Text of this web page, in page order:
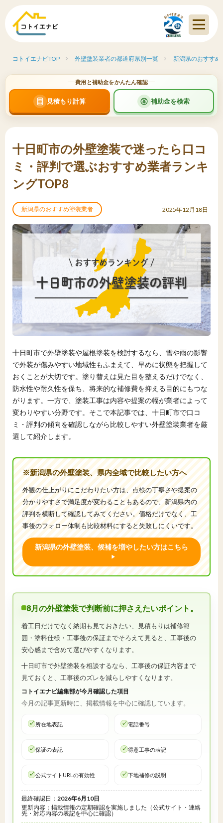
コトイエナビTOP 外壁塗装業者の都道府県別一覧 新潟県のおすす
費用と補助金をかんたん確認
見積もり計算 補助金を検索
十日町市の外壁塗装で迷ったら口コ
ミ・評判で選ぶおすすめ業者ランキ
ングTOP8
新潟県のおすすめ塗装業者 2025年12月18日
十日町市で外壁塗装や屋根塗装を検討するなら、雪や雨の影響
で外装が傷みやすい地域性もふまえて、早めに状態を把握して
おくことが大切です。塗り替えは見た目を整えるだけでなく、
防水性や耐久性を保ち、将来的な補修費を抑える目的にもつな
がります。一方で、塗装工事は内容や提案の幅が業者によって
変わりやすい分野です。そこで本記事では、十日町市で口コ
ミ・評判の傾向を確認しながら比較しやすい外壁塗装業者を厳
選して紹介します。
※新潟県の外壁塗装、県内全域で比較したい方へ
外観の仕上がりにこだわりたい方は、点検の丁寧さや提案の
分かりやすさで満足度が変わることもあるので、新潟県内の
評判を横断して確認してみてください。価格だけでなく、工
事後のフォロー体制も比較材料にすると失敗しにくいです。
新潟県の外壁塗装、候補を増やしたい方はこちら
8月の外壁塗装で判断前に押さえたいポイント。
着工日だけでなく納期も見ておきたい、見積もりは補修範
囲・塗料仕様・工事後の保証までそろえて見ると、工事後の
安心感まで含めて選びやすくなります。
十日町市で外壁塗装を相談するなら、工事後の保証内容まで
見ておくと、工事後のズレを減らしやすくなります。
コトイエナビ編集部が今月確認した項目
今月の記事更新時に、掲載情報を中心に確認しています。
所在地表記 電話番号
保証の表記 得意工事の表記
公式サイトURLの有効性 下地補修の説明
最終確認日： 2026年6月10日
更新内容：掲載情報の定期確認を実施しました（公式サイト・連絡
先・対応内容の表記を中心に確認）